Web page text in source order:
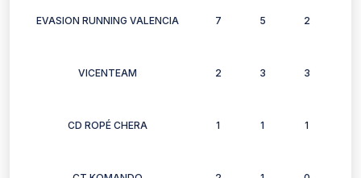
EVASION RUNNING VALENCIA 7 5 2
VICENTEAM 2 3 3
CD ROPÉ CHERA 1 1 1